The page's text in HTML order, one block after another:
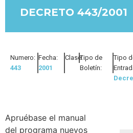
DECRETO 443/2001
Numero:
443
Fecha:
2001
Clase:Tipo de
Boletín:
Tipo
Apruébase el manual
del programa nuevos